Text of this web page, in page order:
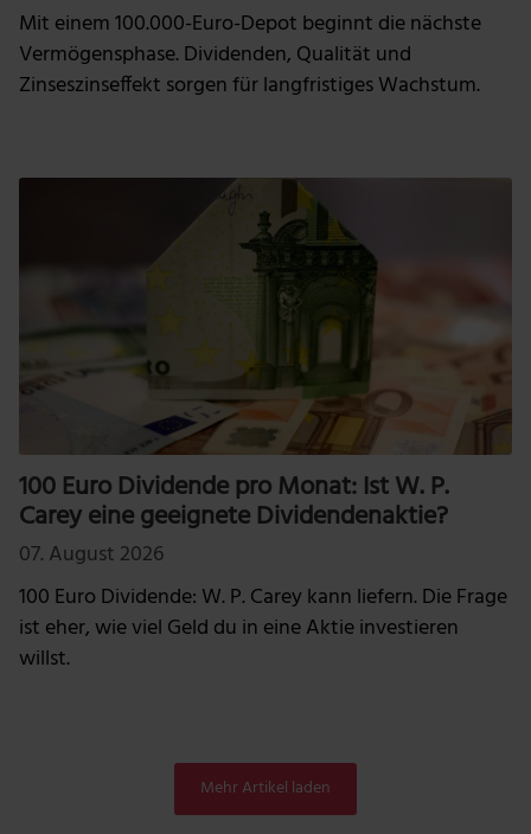
Mit einem 100.000-Euro-Depot beginnt die nächste
Vermögensphase. Dividenden, Qualität und
Zinseszinseffekt sorgen für langfristiges Wachstum.
100 Euro Dividende pro Monat: Ist W. P.
Carey eine geeignete Dividendenaktie?
07. August 2026
100 Euro Dividende: W. P. Carey kann liefern. Die Frage
ist eher, wie viel Geld du in eine Aktie investieren
willst.
Mehr Artikel laden